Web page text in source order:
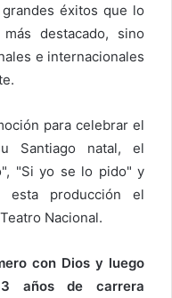
éxitos que lo
destacado, sino
e internacionales
para celebrar el
Santiago natal, el
"Si yo se lo pido" y
esta producción el
Nacional.
con Dios y luego
años de carrera